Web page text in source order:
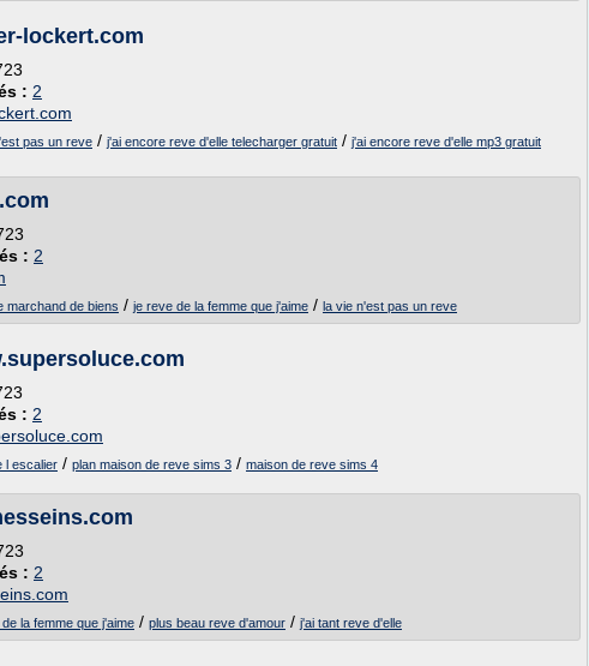
lockert.com
: 2
pas un reve / j'ai encore reve d'elle telecharger gratuit / j'ai encore reve d'elle mp3 gratuit
: 2
marchand de biens / je reve de la femme que j'aime / la vie n'est pas un reve
: 2
l escalier / plan maison de reve sims 3 / maison de reve sims 4
: 2
la femme que j'aime / plus beau reve d'amour / j'ai tant reve d'elle